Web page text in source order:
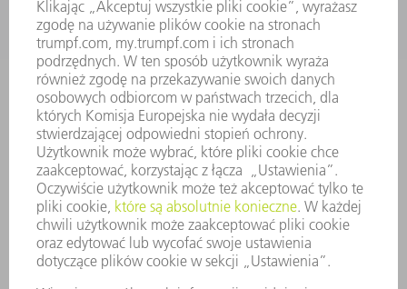
OFERTY STANOWISK
PROFIL FIRMY
ZARZĄD
SPRAWOZDANIE Z DZIAŁALNOŚCI
ZASADY BIZNESOWE
ZAPEWNIENIE ZGODNOŚCI DZIAŁALNOŚCI Z REGULACJAMI
SYSTEM ZGŁASZANIA NIEPRAWIDŁOWOŚCI
BEZPIECZEŃSTWO
INFORMACJE PRASOWE
MAGAZYNY
ZRÓWNOWAŻONY ROZWÓJ
ŚRODOWISKO I KLIMAT
SPOŁECZEŃSTWO
KIEROWANIE PRZEDSIĘBIORSTWEM